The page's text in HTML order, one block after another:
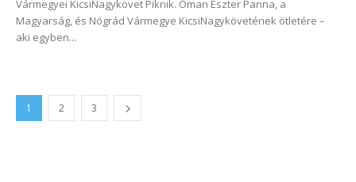
Vármegyei KicsiNagykövet Piknik. Oman Eszter Panna, a
Magyarság, és Nógrád Vármegye KicsiNagykövetének ötletére –
aki egyben...
1 2 3